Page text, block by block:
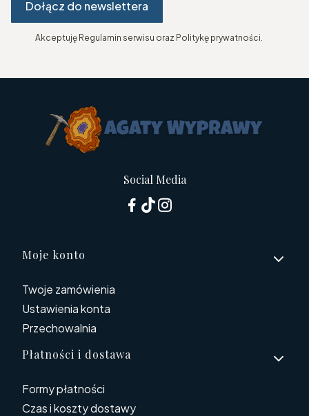
Dołącz do newslettera
Akceptuję Regulamin serwisu oraz Politykę prywatności.
Social Media
Linki w stopce
Moje konto
Twoje zamówienia
Ustawienia konta
Przechowalnia
Płatności i dostawa
Formy płatności
Czas i koszty dostawy